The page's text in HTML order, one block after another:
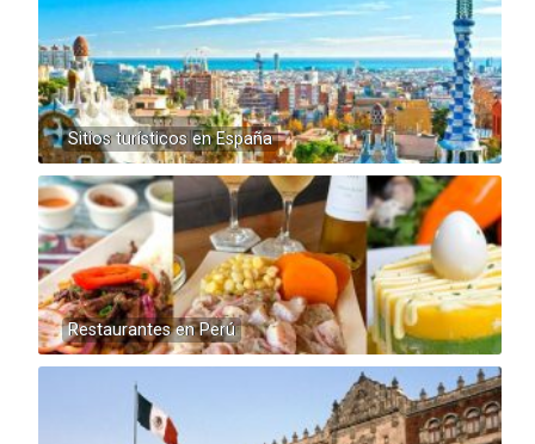
Sitios turísticos en España
Restaurantes en Perú